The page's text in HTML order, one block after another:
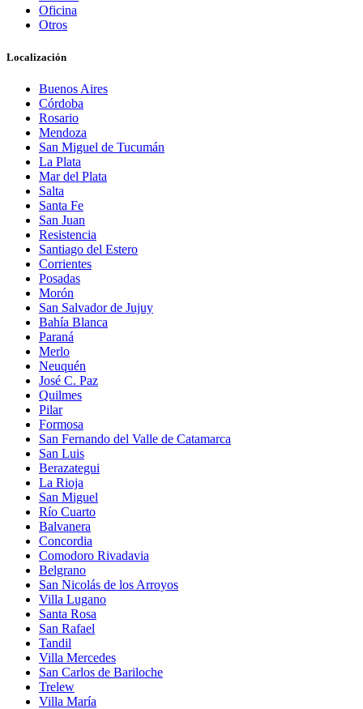
Oficina
Otros
Localización
Buenos Aires
Córdoba
Rosario
Mendoza
San Miguel de Tucumán
La Plata
Mar del Plata
Salta
Santa Fe
San Juan
Resistencia
Santiago del Estero
Corrientes
Posadas
Morón
San Salvador de Jujuy
Bahía Blanca
Paraná
Merlo
Neuquén
José C. Paz
Quilmes
Pilar
Formosa
San Fernando del Valle de Catamarca
San Luis
Berazategui
La Rioja
San Miguel
Río Cuarto
Balvanera
Concordia
Comodoro Rivadavia
Belgrano
San Nicolás de los Arroyos
Villa Lugano
Santa Rosa
San Rafael
Tandil
Villa Mercedes
San Carlos de Bariloche
Trelew
Villa María